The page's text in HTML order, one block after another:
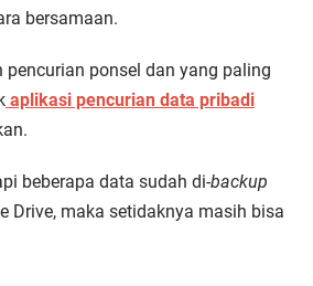
bersamaan.
ponsel dan yang paling
aplikasi pencurian data pribadi
beberapa data sudah di-backup
Drive, maka setidaknya masih bisa